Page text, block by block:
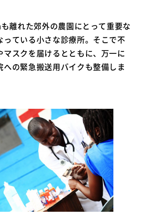
離れた郊外の農園にとって重要な
っている小さな診療所。そこで不
マスクを届けるとともに、万一に
への緊急搬送用バイクも整備しま